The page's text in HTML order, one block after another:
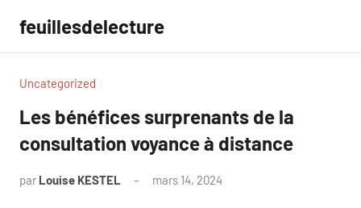
contenu
feuillesdelecture
Uncategorized
Les bénéfices surprenants de la
consultation voyance à distance
par Louise KESTEL mars 14, 2024